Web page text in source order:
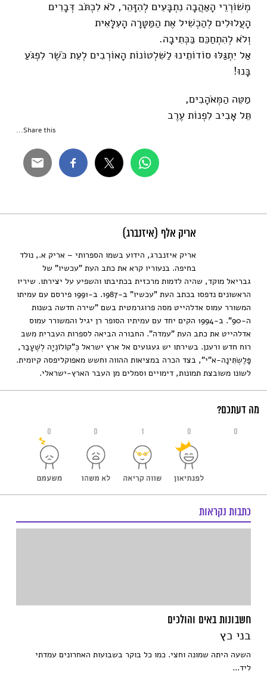
מְשׁוֹרְרֵי הָאַהֲבָה נִתְבָּעִים לְהִזָּהֵר, לֹא לִכְתֹּב דְּבָרִים
הָעֲלוּלִים לְהַכְשִׁיל אֶת הַמַּטָּרָה הָעִלָּאִית
וְלֹא לְהִתְחַכֵּם בַּכְּתִיבָה.
אַל יִתְגַּלּוּ סוֹדוֹתֵינוּ לַשִּׁלְטוֹנוֹת הָאוֹרְבִים לְעֵת כֹּשֶׁר לִפְגֹּעַ
בָּנוּ!
מַטֵּה הַמְּאֹהָבִים,
תֵּל אָבִיב לִפְנוֹת עֶרֶב
Share this...
אריק אלף (איזנברג)
אריק איזנברג, הידוע בשמו הספרותי – אריק א., נולד
בחיפה. בנעוריו קרא את כתב העת "עכשיו" של
גבריאל מוקד, שהיה לדמות מרכזית בכתיבתו והשפיע על יצירתו. שיריו
הראשונים נדפסו בכתב העת "עכשיו" ב-1987. ב-1991 פירסם עם עמיתו
המשורר עמוס אדלהייט מסה פרוגרמטית בשם "שירה חדשה בשנות
ה-90". ב-1994 הקים יחד עם עמיתיו הסופר רן יגיל והמשורר עמוס
אדלהייט את כתב העת "עמדה". החבורה הביאה לספרות העברית משב
רוח חדש ורענן. בשירתו יש געגועים אל ארץ ישראל כְּ"קוֹלוֹנְיָה לְשֶׁעָבַר,
פָּלֶשְׂתִּינָה-א"י", בצד הכרה במציאות ההווה וחשש מאפוקליפסה קיומית.
לשונו משובצת תמונות, דימויים וסמלים מן העבר הארץ-ישראלי.
מה דעתכם?
0 0 1 0 0
כתבות נקראות
חשבונות באים והולכים
בני כץ
השעה היתה שמונה וחצי. כמו כל בוקר בשבועות האחרונים עמדתי
ליד...